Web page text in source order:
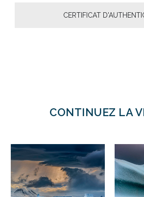
CERTIFICAT
CONTINUEZ LA